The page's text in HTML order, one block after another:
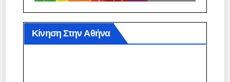
Κίνηση Στην Αθήνα